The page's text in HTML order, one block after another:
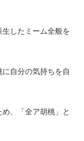
したミーム全般を
自分の気持ちを自
、「全ア胡桃」と